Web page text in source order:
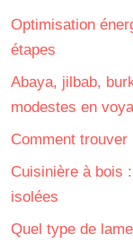
Optimisation
étapes
Abaya, jilbab,
modestes en
Comment
Cuisinière à bois
isolées
Quel type de